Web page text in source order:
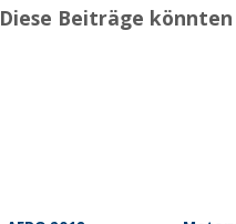
Diese Beiträge